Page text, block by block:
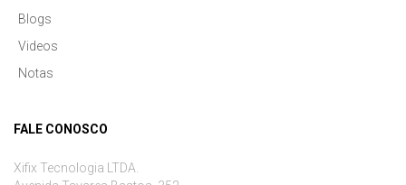
Blogs
Videos
Notas
FALE CONOSCO
Xifix Tecnologia LTDA.